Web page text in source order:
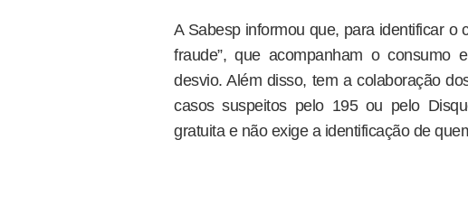
A Sabesp informou que, para identificar o
fraude”, que acompanham o consumo
desvio. Além disso, tem a colaboração
casos suspeitos pelo 195 ou pelo
gratuita e não exige a identificação de